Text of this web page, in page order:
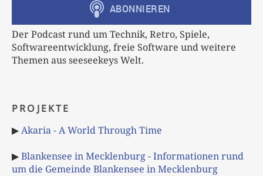
Der Podcast rund um Technik, Retro, Spiele,
Softwareentwicklung, freie Software und weitere
Themen aus seeseekeys Welt.
PROJEKTE
▶Akaria - A World Through Time
▶Blankensee in Mecklenburg - Informationen rund
um die Gemeinde Blankensee in Mecklenburg